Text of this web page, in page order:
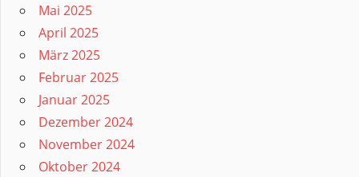
Mai 2025
April 2025
März 2025
Februar 2025
Januar 2025
Dezember 2024
November 2024
Oktober 2024